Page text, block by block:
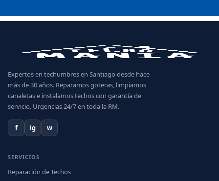
Expertos en techumbres en Santiago desde hace
más de 30 años. Reparamos goteras, limpiamos
canaletas e instalamos techos con garantía de
servicio. Urgencias 24/7 en toda la RM.
f ig w
SERVICIOS
Reparación de Techos